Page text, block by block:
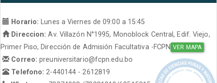
Horario:
Lunes a Viernes de 09:00 a 15:45
Direccion: Av. Villazón N°1995, Monoblock Central, Edif. Viejo,
Primer Piso, Dirección de Admisión Facultativa -FCPN VER MAPA
Correo:preuniversitario@fcpn.edu.bo
Telefono: 2-440144 - 2612819